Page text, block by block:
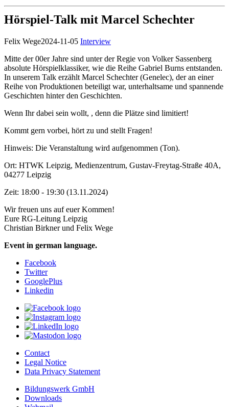
Hörspiel-Talk mit Marcel Schechter
Felix Wege2024-11-05 Interview
Mitte der 00er Jahre sind unter der Regie von Volker Sassenberg
absolute Hörspielklassiker, wie die Reihe Gabriel Burns entstanden.
In unserem Talk erzählt Marcel Schechter (Genelec), der an einer
Reihe von Produktionen beteiligt war, unterhaltsame und spannende
Geschichten hinter den Geschichten.
Wenn Ihr dabei sein wollt, , denn die Plätze sind limitiert!
Kommt gern vorbei, hört zu und stellt Fragen!
Hinweis: Die Veranstaltung wird aufgenommen (Ton).
Ort: HTWK Leipzig, Medienzentrum, Gustav-Freytag-Straße 40A,
04277 Leipzig
Zeit: 18:00 - 19:30 (13.11.2024)
Wir freuen uns auf euer Kommen!
Eure RG-Leitung Leipzig
Christian Birkner und Felix Wege
Event in german language.
Facebook
Twitter
GooglePlus
Linkedin
Contact
Legal Notice
Data Privacy Statement
Bildungswerk GmbH
Downloads